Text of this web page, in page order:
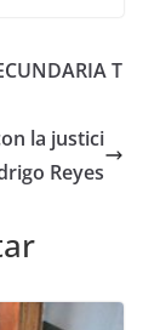
T
la justici
Reyes